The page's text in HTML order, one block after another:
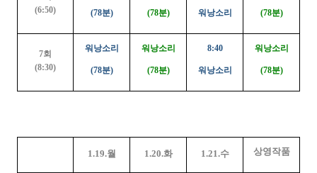
(6:50)
(78분) (78분) 워낭소리 (78분)
7회
(8:30)
워낭소리
(78분)
워낭소리
(78분)
8:40
워낭소리
워낭소리
(78분)
1.19.월 1.20.화 1.21.수 상영작품